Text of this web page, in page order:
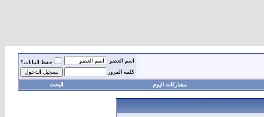
اسم العضو
حفظ البيانات؟
كلمة المرور
مشاركات اليوم البحث